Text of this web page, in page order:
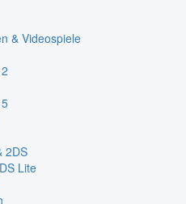
& Videospiele
2DS
Lite